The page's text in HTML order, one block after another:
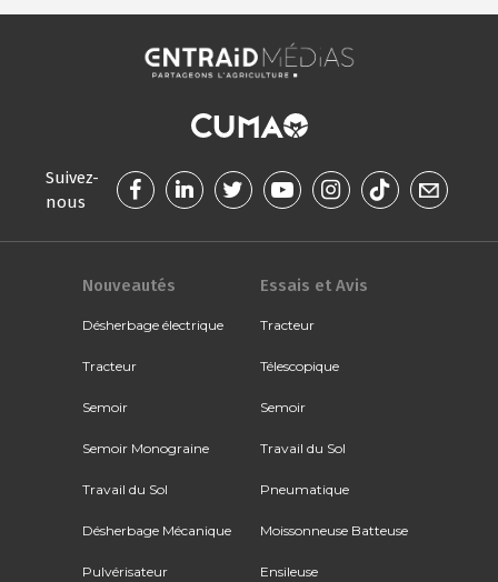
Suivez-
nous
Nouveautés
Désherbage électrique
Tracteur
Semoir
Semoir Monograine
Travail du Sol
Désherbage Mécanique
Pulvérisateur
Essais et Avis
Tracteur
Télescopique
Semoir
Travail du Sol
Pneumatique
Moissonneuse Batteuse
Ensileuse